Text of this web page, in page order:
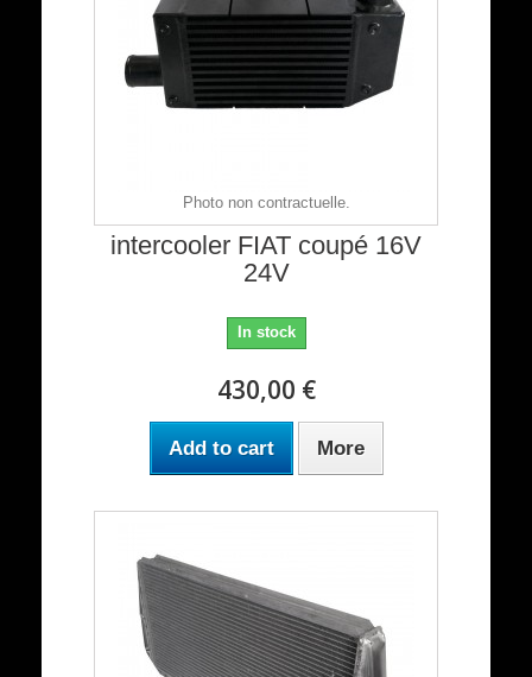
Photo non contractuelle.
intercooler FIAT coupé 16V
24V
In stock
430,00 €
Add to cart More